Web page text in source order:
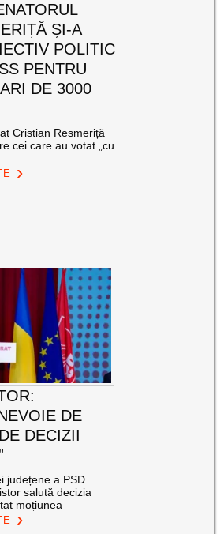
ȘI-A
POLITIC
PENTRU
DE 3000
Cristian Resmeriță
cei care au votat „cu
DE
DECIZII
județene a PSD
salută decizia
moțiunea